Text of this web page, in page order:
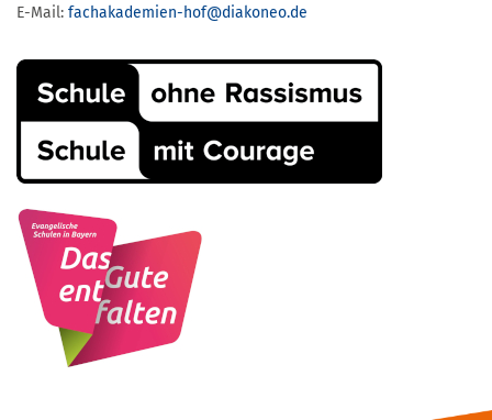
E-Mail: fachakademien-hof@diakoneo.de